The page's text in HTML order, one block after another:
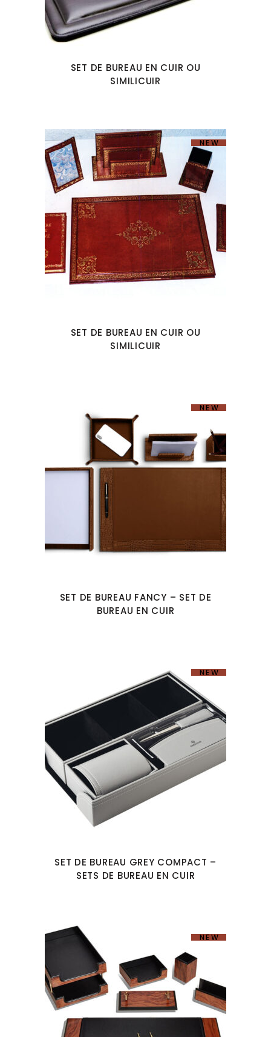
SET DE BUREAU EN CUIR OU
SIMILICUIR
NEW
SET DE BUREAU EN CUIR OU
SIMILICUIR
NEW
SET DE BUREAU FANCY – SET DE
BUREAU EN CUIR
NEW
SET DE BUREAU GREY COMPACT –
SETS DE BUREAU EN CUIR
NEW